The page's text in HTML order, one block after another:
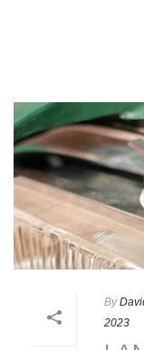
By
2023